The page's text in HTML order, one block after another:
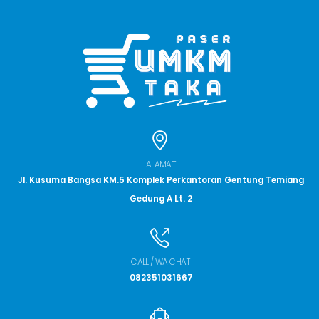
ALAMAT
Jl. Kusuma Bangsa KM.5 Komplek Perkantoran Gentung Temiang
Gedung A Lt. 2
CALL / WA CHAT
082351031667